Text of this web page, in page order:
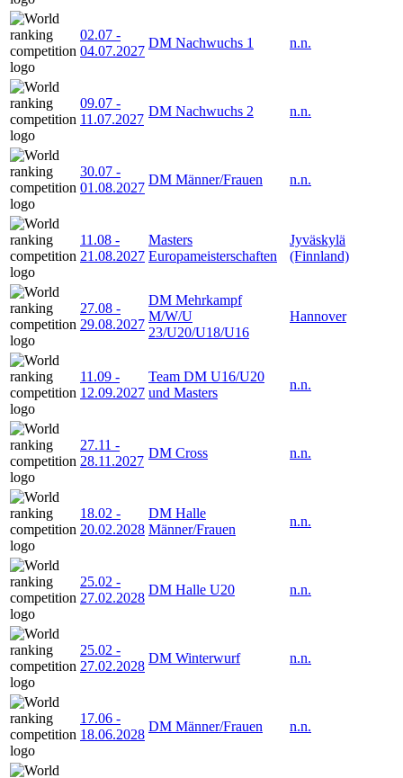
02.07 -
04.07.2027
DM Nachwuchs 1 n.n.
09.07 -
11.07.2027
DM Nachwuchs 2 n.n.
30.07 -
01.08.2027
DM Männer/Frauen n.n.
11.08 -
21.08.2027
Masters
Europameisterschaften
Jyväskylä
(Finnland)
27.08 -
29.08.2027
DM Mehrkampf
M/W/U
23/U20/U18/U16
Hannover
11.09 -
12.09.2027
Team DM U16/U20
und Masters
n.n.
27.11 -
28.11.2027
DM Cross n.n.
18.02 -
20.02.2028
DM Halle
Männer/Frauen
n.n.
25.02 -
27.02.2028
DM Halle U20 n.n.
25.02 -
27.02.2028
DM Winterwurf n.n.
17.06 -
18.06.2028
DM Männer/Frauen n.n.